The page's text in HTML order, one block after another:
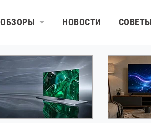
ОБЗОРЫ НОВОСТИ СОВЕТЫ